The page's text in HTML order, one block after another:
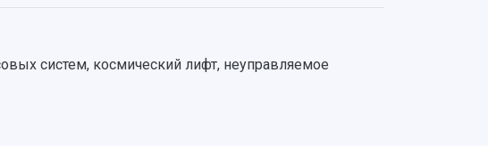
систем, космический лифт, неуправляемое